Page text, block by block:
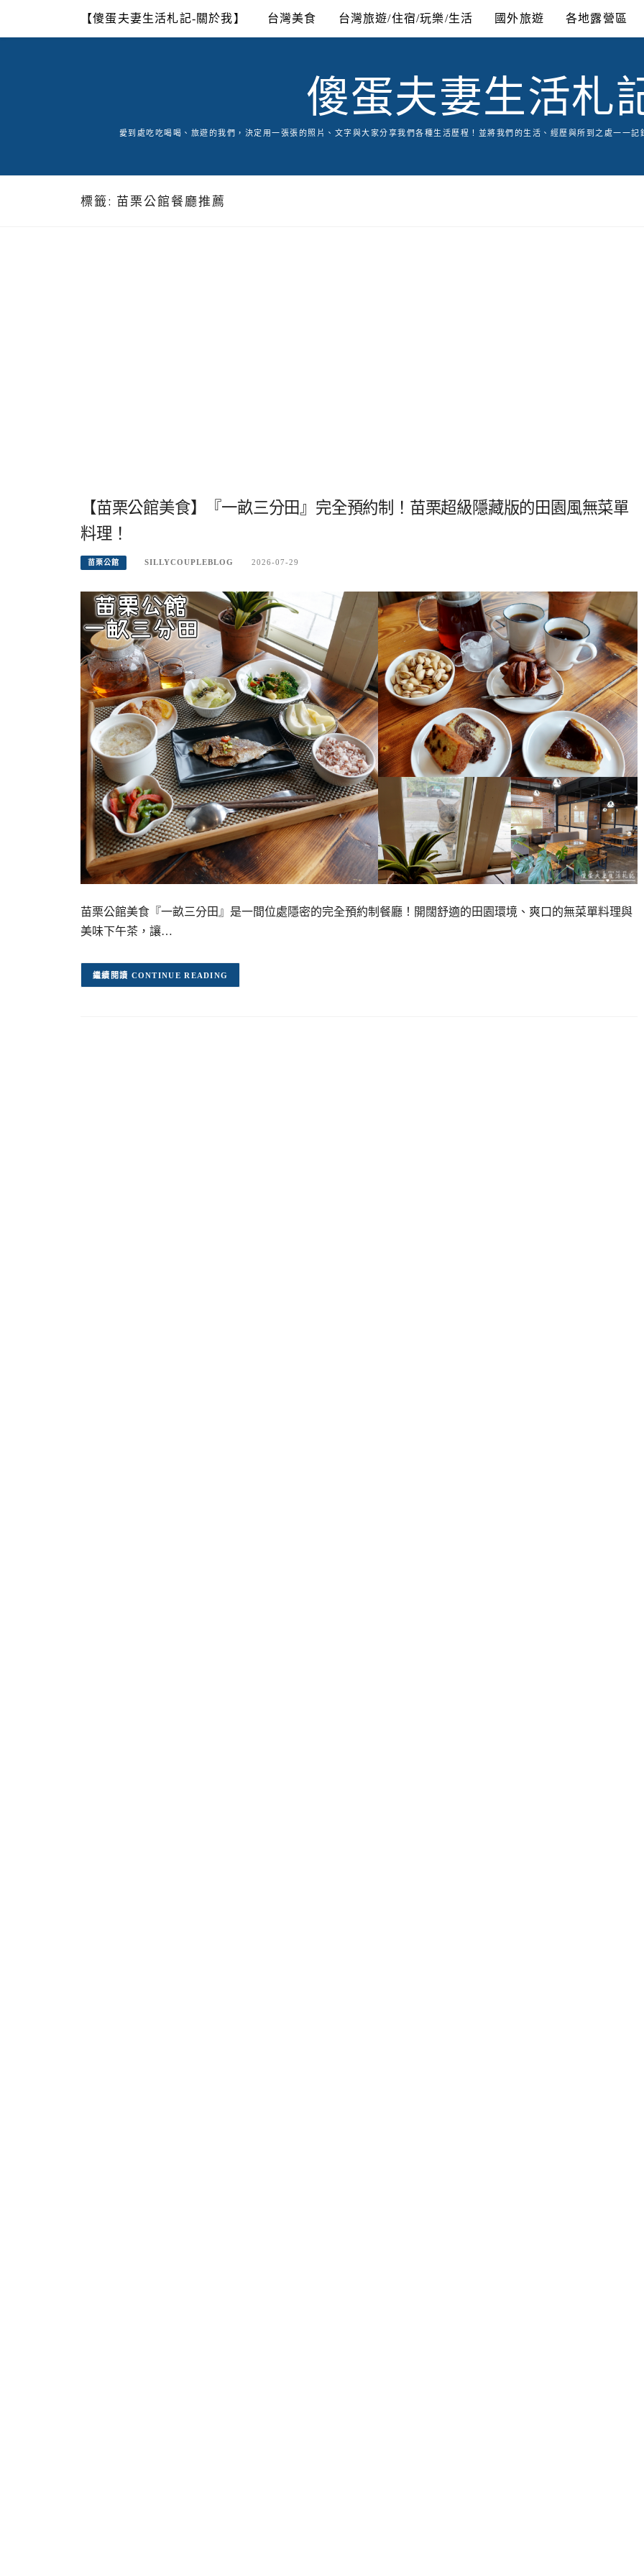
content
【傻蛋夫妻生活札記-關於我】 台灣美食 台灣旅遊/住宿/玩樂/生活 國外旅遊 各地露營區
傻蛋夫妻生活札
愛到處吃吃喝喝、旅遊的我們，決定用一張張的照片、文字與大家分享我們各種生活歷程！並將我們的生活、經歷與所到之處一一記
標籤: 苗栗公館餐廳推薦
【苗栗公館美食】『一畝三分田』完全預約制！苗栗超級隱藏版的田園風無菜單
料理！
苗栗公館 SILLYCOUPLEBLOG 2026-07-29
苗栗公館美食『一畝三分田』是一間位處隱密的完全預約制餐廳！開闊舒適的田園環境、爽口的無菜單料理與
美味下午茶，讓…
CONTINUE READING